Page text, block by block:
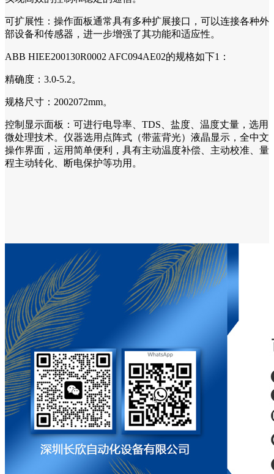
可扩展性：操作面板通常具有多种扩展接口，可以连接各种外
部设备和传感器，进一步增强了其功能和适应性。
ABB HIEE200130R0002 AFC094AE02的规格如下1：
精确度：3.0-5.2。
规格尺寸：2002072mm。
控制显示面板：可进行电导率、TDS、盐度、温度丈量，选用
微处理技术。仪器选用点阵式（带蓝背光）液晶显示，全中文
操作界面，运用简单便利，具有主动温度补偿、主动校准、量
程主动转化、断电保护等功用。